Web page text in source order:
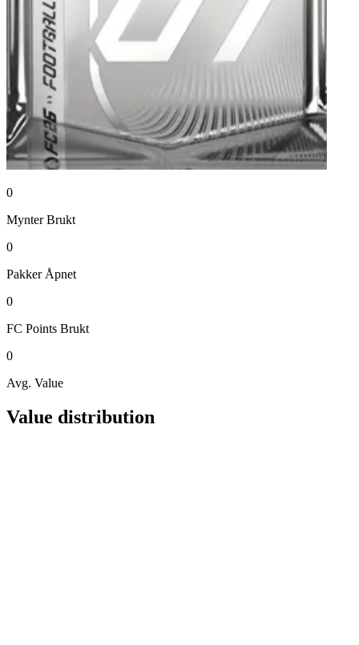
0
Mynter Brukt
0
Pakker Åpnet
0
FC Points Brukt
0
Avg. Value
Value distribution